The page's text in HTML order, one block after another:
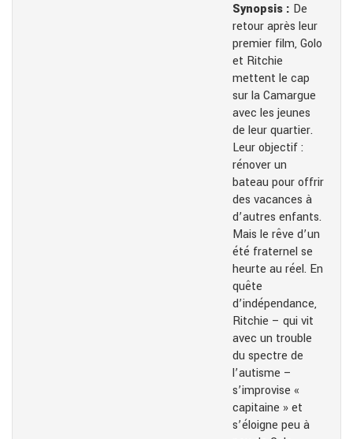
Synopsis : De
retour après leur
premier film, Golo
et Ritchie
mettent le cap
sur la Camargue
avec les jeunes
de leur quartier.
Leur objectif :
rénover un
bateau pour offrir
des vacances à
d’autres enfants.
Mais le rêve d’un
été fraternel se
heurte au réel. En
quête
d’indépendance,
Ritchie – qui vit
avec un trouble
du spectre de
l’autisme –
s’improvise «
capitaine » et
s’éloigne peu à